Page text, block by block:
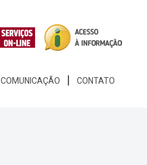
COMUNICAÇÃO CONTATO